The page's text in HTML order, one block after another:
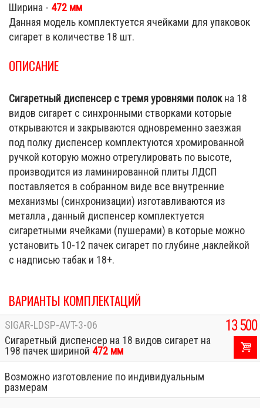
Cigarette Shop
Ширина - 472 мм
Данная модель комплектуется ячейками для упаковок
сигарет в количестве 18 шт.
ОПИСАНИЕ
Сигаретный диспенсер с тремя уровнями полокна 18
видов сигарет с синхронными створками которые
открываются и закрываются одновременно заезжая
под полку диспенсер комплектуются хромированной
ручкой которую можно отрегулировать по высоте,
производится из ламинированной плиты ЛДСП
поставляется в собранном виде все внутренние
механизмы (синхронизации) изготавливаются из
металла , данный диспенсер комплектуется
сигаретными ячейками (пушерами) в которые можно
установить 10-12 пачек сигарет по глубине ,наклейкой
с надписью табак и 18+.
ВАРИАНТЫ КОМПЛЕКТАЦИЙ
SIGAR-LDSP-AVT-3-06
Сигаретный диспенсер на 18 видов сигарет на
198 пачек шириной 472 мм
13 500
Возможно изготовление по индивидуальным
размерам